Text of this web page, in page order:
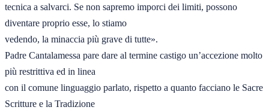
tecnica a salvarci. Se non sapremo imporci dei limiti, possono
diventare proprio esse, lo stiamo
vedendo, la minaccia più grave di tutte».
Padre Cantalamessa pare dare al termine castigo un’accezione molto
più restrittiva ed in linea
con il comune linguaggio parlato, rispetto a quanto facciano le Sacre
Scritture e la Tradizione